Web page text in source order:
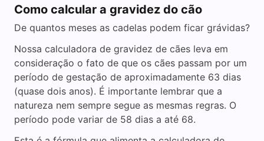
Como calcular a gravidez do cão
De quantos meses as cadelas podem ficar grávidas?
Nossa calculadora de gravidez de cães leva em
consideração o fato de que os cães passam por um
período de gestação de aproximadamente 63 dias
(quase dois anos). É importante lembrar que a
natureza nem sempre segue as mesmas regras. O
período pode variar de 58 dias a até 68.